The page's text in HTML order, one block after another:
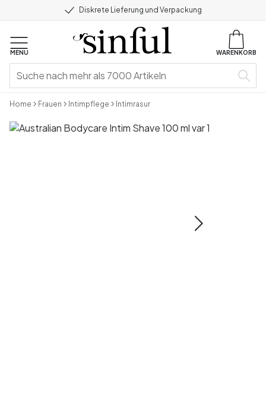
Diskrete Lieferung und Verpackung
MENU WARENKORB
Home Frauen Intimpflege Intimrasur